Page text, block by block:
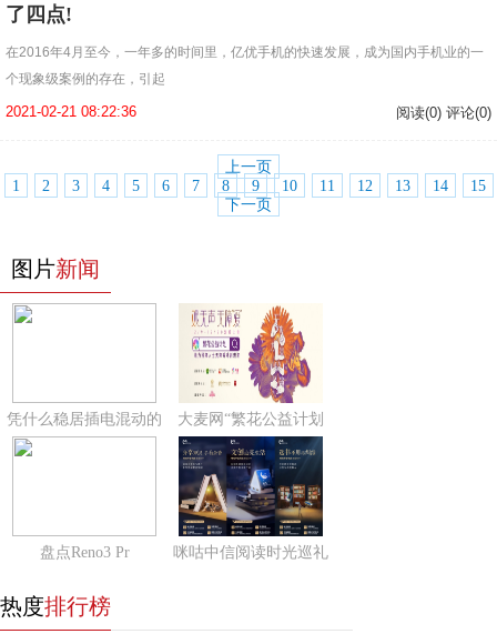
了四点!
在2016年4月至今，一年多的时间里，亿优手机的快速发展，成为国内手机业的一
个现象级案例的存在，引起
2021-02-21 08:22:36 阅读(0) 评论(0)
上一页
1
2 3 4 5 6 7 8 9 10 11 12 13 14
15
下一页
图片新闻
凭什么稳居插电混动的 大麦网“繁花公益计划
盘点Reno3 Pr 咪咕中信阅读时光巡礼
热度排行榜